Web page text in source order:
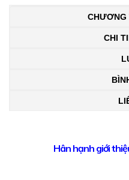
CHƯƠNG
CHI
Hân hạnh giới